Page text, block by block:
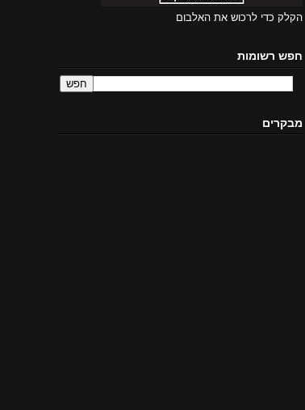
הקלק כדי לרכוש את האלבום
חפש רשומות
מבקרים